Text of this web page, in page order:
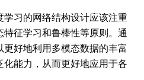
习的网络结构设计应该注重
征学习和鲁棒性等原则。通
好地利用多模态数据的丰富
能力，从而更好地应用于各